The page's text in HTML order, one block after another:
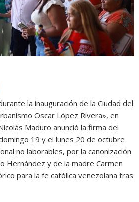
la inauguración de la Ciudad del
Oscar López Rivera», en
Maduro anunció la firma del
19 y el lunes 20 de octubre
no laborables, por la canonización
Hernández y de la madre Carmen
para la fe católica venezolana tras